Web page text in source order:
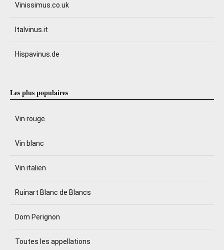
Vinissimus.co.uk
Italvinus.it
Hispavinus.de
Les plus populaires
Vin rouge
Vin blanc
Vin italien
Ruinart Blanc de Blancs
Dom Perignon
Toutes les appellations